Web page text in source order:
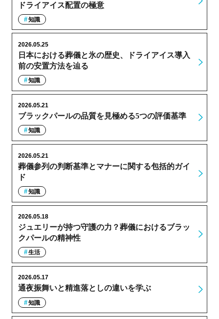
ドライアイス配置の極意
知識
日本における葬儀と氷の歴史、ドライアイス導入
前の安置方法を辿る
2026.05.25
知識
ブラックパールの品質を見極める5つの評価基準
2026.05.21
知識
葬儀参列の判断基準とマナーに関する包括的ガイ
ド
2026.05.21
知識
ジュエリーが持つ守護の力？葬儀におけるブラッ
クパールの精神性
2026.05.18
生活
通夜振舞いと精進落としの違いを学ぶ
2026.05.17
知識